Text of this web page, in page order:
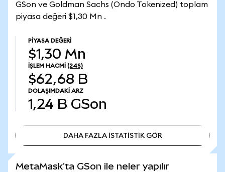
GSon ve Goldman Sachs (Ondo Tokenized) toplam
piyasa değeri $1,30 Mn .
PIYASA DEĞERI
$1,30 Mn
İŞLEM HACMI (24S)
$62,68 B
DOLAŞIMDAKI ARZ
1,24 B GSon
DAHA FAZLA İSTATİSTİK GÖR
MetaMask'ta GSon ile neler yapılır